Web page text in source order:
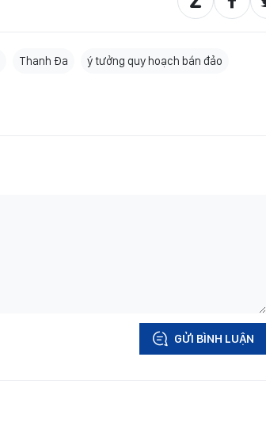
Thanh Đa ý tưởng quy hoạch bán đảo
GỬI BÌNH LUẬN